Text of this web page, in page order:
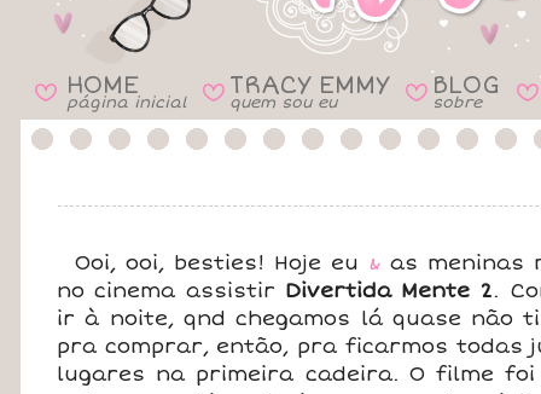
B HOME
página inicial B TRACY EMMY
quem sou eu B BLOG
sobre B
Ooi, ooi, besties! Hoje eu & as meninas
no cinema assistir Divertida Mente 2.
ir à noite, qnd chegamos lá quase não
pra comprar, então, pra ficarmos todas
lugares na primeira cadeira. O filme